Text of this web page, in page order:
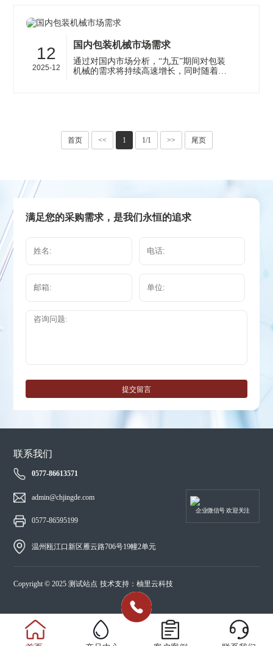
12
2025-12
国内包装机械市场需求
通过对国内市场分析，“九五”期间对包装
机械的需求将持续高速增长，同时随着人
首页 << 1 1/1 >> 尾页
满足您的采购需求，是我们永恒的追求
提交留言
联系我们
0577-86613571
admin@chjingde.com
0577-86595199
温州瓯江口新区雁云路706号19幢2单元
企业微信号 欢迎关注
Copyright © 2025 测试站点 技术支持：柚里云科技